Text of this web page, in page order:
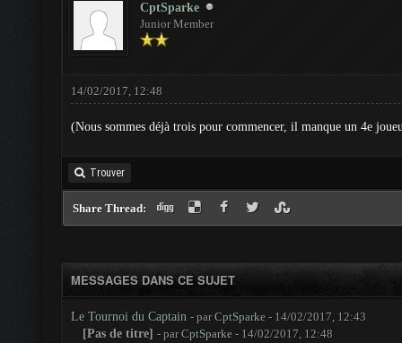
CptSparke
Junior Member
14/02/2017, 12:48
(Nous sommes déjà trois pour commencer, il manque un 4e
Trouver
Share Thread:
MESSAGES DANS CE SUJET
Le Tournoi du Captain - parCptSparke - 14/02/2017, 12:43
[Pas de titre] - parCptSparke - 14/02/2017, 12:48